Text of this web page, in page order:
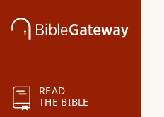
READ
THE BIBLE